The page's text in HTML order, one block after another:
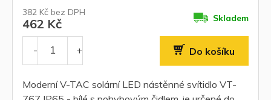
382 Kč bez DPH
462 Kč Skladem
Do košíku
Moderní V-TAC solární LED nástěnné svítidlo VT-